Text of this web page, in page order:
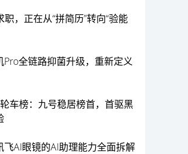
，正在从“拼简历”转向“验能
全链路抑菌升级，重新定义
车榜：九号稳居榜首，首驱黑
AI眼镜的AI助理能力全面拆解